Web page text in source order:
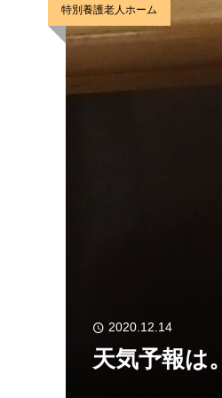
特別養護老人ホーム
2020.12.14
天気予報は